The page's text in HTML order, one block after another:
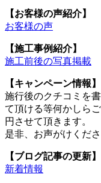
【お客様の声紹介】
お客様の声
【施工事例紹介】
施工前後の写真掲載
【キャンペーン情報】
施行後のクチコミを
て頂ける等何かしら
円させて頂きます。
是非、お声がけくださ
【ブログ記事の更新】
新着情報